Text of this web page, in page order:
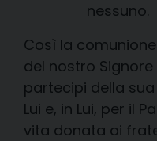
nessuno.
Così la
del nostro
partecipi della
Lui e, in Lui, per il
vita donata ai